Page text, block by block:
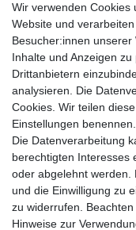
Top Marken
Eduplay
Folia Bringmann
Shop
Mein Konto
Service
Versandkosten
Wir verwenden Cookies
Website und
Besucher:innen unserer
Inhalte und Anzeigen
Drittanbietern
analysieren. Die
Cookies. Wir teilen
Einstellungen benennen.
Die Datenverarbeitung
berechtigten Interesses
oder abgelehnt werden.
und die Einwilligung zu
zu widerrufen.
Hinweise zur